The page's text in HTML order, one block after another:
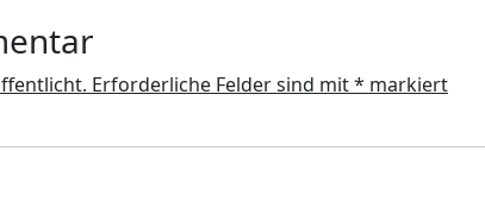
Erforderliche Felder sind mit* markiert